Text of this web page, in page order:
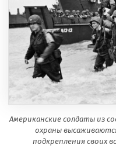
Американские солдаты из
охраны
подкрепления своих